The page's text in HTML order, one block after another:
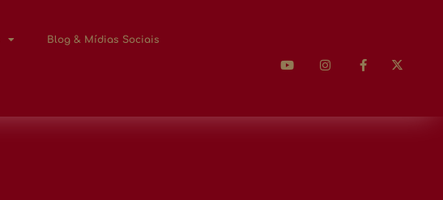
Blog & Mídias Sociais